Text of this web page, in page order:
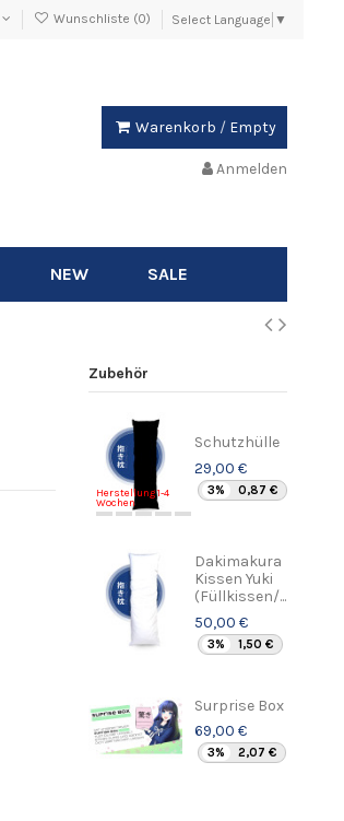
Wunschliste (0) Select Language ▼
Warenkorb / Empty
Anmelden
NEW SALE
Zubehör
Herstellung 1-4
Wochen
Schutzhülle
29,00 €
3% 0,87 €
Dakimakura
Kissen Yuki
(Füllkissen/...
50,00 €
3% 1,50 €
Surprise Box
69,00 €
3% 2,07 €